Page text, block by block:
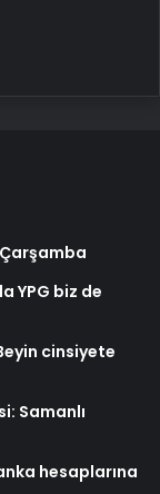
Çarşamba
YPG biz de
cinsiyete
Samanlı
hesaplarına